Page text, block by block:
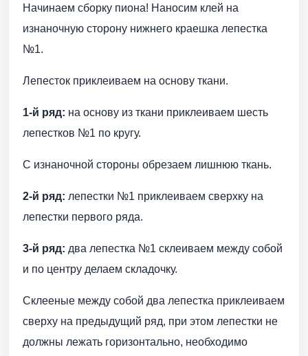
Начинаем сборку пиона! Наносим клей на
изнаночную сторону нижнего краешка лепестка
№1.
Лепесток приклеиваем на основу ткани.
1-й ряд: на основу из ткани приклеиваем шесть
лепестков №1 по кругу.
С изнаночной стороны обрезаем лишнюю ткань.
2-й ряд: лепестки №1 приклеиваем сверхку на
лепестки первого ряда.
3-й ряд: два лепестка №1 склеиваем между собой
и по центру делаем складочку.
Склееные между собой два лепестка приклеиваем
сверху на предыдущий ряд, при этом лепестки не
должны лежать горизонтально, необходимо